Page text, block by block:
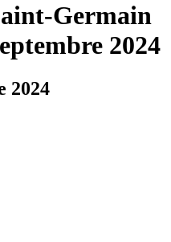
Germain
2024
2024